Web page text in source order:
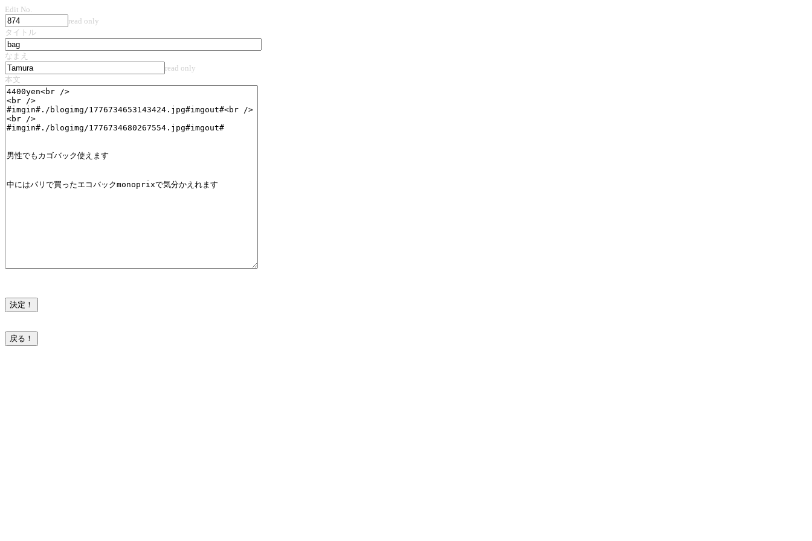
Edit No.
read only
タイトル
なまえ
read only
本文